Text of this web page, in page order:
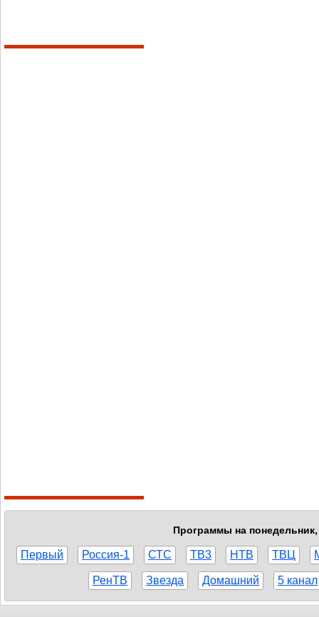
Программы на понедельник,
Первый Россия-1 СТС ТВ3 НТВ ТВЦ
РенТВ Звезда Домашний 5 канал